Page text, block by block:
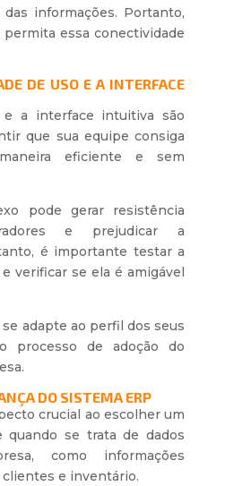
informações. Portanto,
essa conectividade
DE USO E A INTERFACE
a interface intuitiva são
que sua equipe consiga
eficiente e sem
pode gerar resistência
e prejudicar a
é importante testar a
verificar se ela é amigável
adapte ao perfil dos seus
processo de adoção do
DO SISTEMA ERP
crucial ao escolher um
quando se trata de dados
como informações
clientes e inventário.